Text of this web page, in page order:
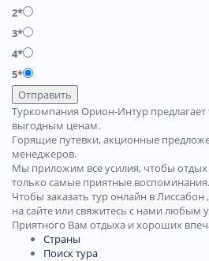
2*
3*
4*
5*
Отправить
Туркомпания Орион-Интур предлагает
выгодным ценам.
Горящие путевки, акционные
менеджеров.
Мы приложим все усилия, чтобы отдых
только самые приятные воспоминания.
Чтобы заказать тур онлайн в
на сайте или свяжитесь с нами любым
Приятного Вам отдыха и хороших
Страны
Поиск тура